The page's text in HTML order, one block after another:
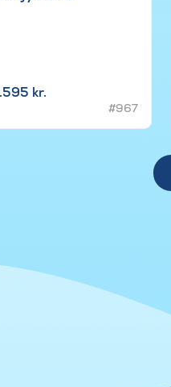
kr.
#967